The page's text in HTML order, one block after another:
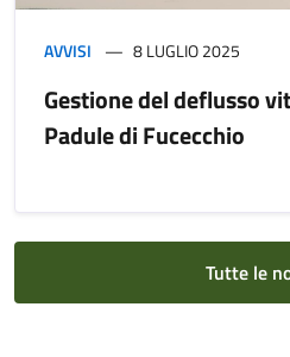
AVVISI 8 LUGLIO 2025
Gestione del deflusso
Padule di Fucecchio
Tutte le